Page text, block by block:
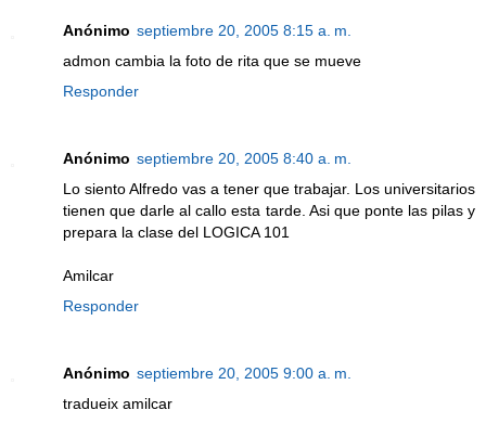
Anónimo septiembre 20, 2005 8:15 a. m.
admon cambia la foto de rita que se mueve
Responder
Anónimo septiembre 20, 2005 8:40 a. m.
Lo siento Alfredo vas a tener que trabajar. Los universitarios
tienen que darle al callo esta tarde. Asi que ponte las pilas y
prepara la clase del LOGICA 101
Amilcar
Responder
Anónimo septiembre 20, 2005 9:00 a. m.
tradueix amilcar